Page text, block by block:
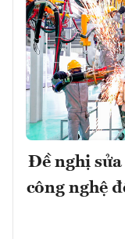
Đề nghị
công nghệ